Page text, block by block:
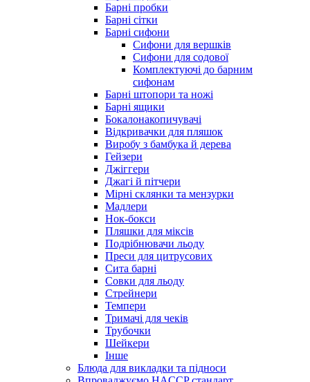
Барні пробки
Барні сітки
Барні сифони
Сифони для вершків
Сифони для содової
Комплектуючі до барним
сифонам
Барні штопори та ножі
Барні ящики
Бокалонакопичувачі
Відкривачки для пляшок
Виробу з бамбука й дерева
Гейзери
Джіггери
Джагі й пітчери
Мірні склянки та мензурки
Мадлери
Нок-бокси
Пляшки для міксів
Подрібнювачи льоду
Преси для цитрусових
Сита барні
Совки для льоду
Стрейнери
Темпери
Тримачі для чеків
Трубочки
Шейкери
Інше
Блюда для викладки та підноси